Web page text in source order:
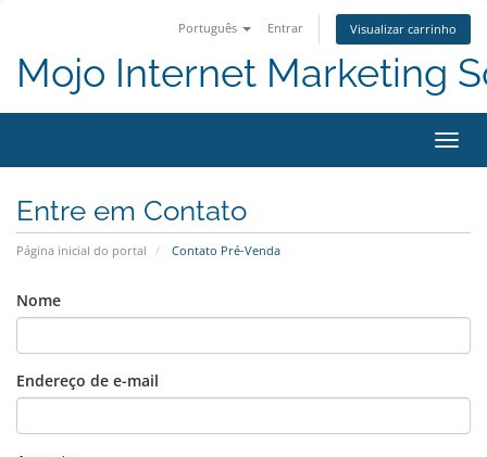
Português Entrar Visualizar carrinho
Mojo Internet Marketing
Entre em Contato
Página inicial do portal Contato Pré-Venda
Nome
Endereço de e-mail